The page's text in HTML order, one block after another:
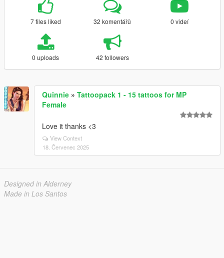
7 files liked 32 komentářů 0 videí
0 uploads 42 followers
Quinnie » Tattoopack 1 - 15 tattoos for MP
Female
Love it thanks <3
View Context
18. Červenec 2025
Designed in Alderney
Made in Los Santos